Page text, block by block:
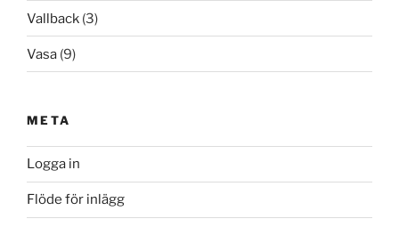
Vallback (3)
Vasa (9)
META
Logga in
Flöde för inlägg